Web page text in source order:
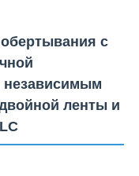
с
независимым
ленты и